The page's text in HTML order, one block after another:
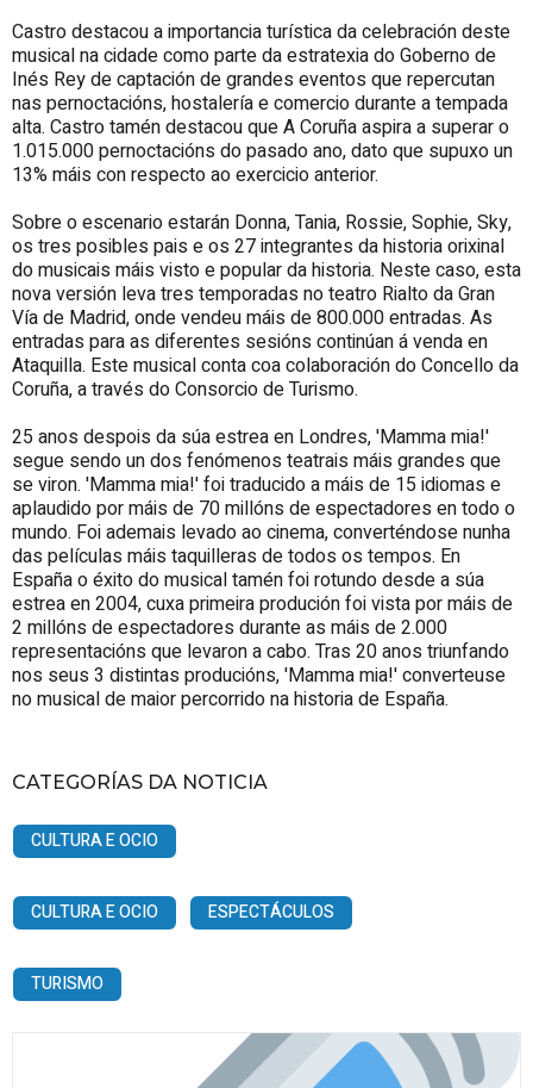
Castro destacou a importancia turística da celebración deste
musical na cidade como parte da estratexia do Goberno de
Inés Rey de captación de grandes eventos que repercutan
nas pernoctacións, hostalería e comercio durante a tempada
alta. Castro tamén destacou que A Coruña aspira a superar o
1.015.000 pernoctacións do pasado ano, dato que supuxo un
13% máis con respecto ao exercicio anterior.
Sobre o escenario estarán Donna, Tania, Rossie, Sophie, Sky,
os tres posibles pais e os 27 integrantes da historia orixinal
do musicais máis visto e popular da historia. Neste caso, esta
nova versión leva tres temporadas no teatro Rialto da Gran
Vía de Madrid, onde vendeu máis de 800.000 entradas. As
entradas para as diferentes sesións continúan á venda en
Ataquilla. Este musical conta coa colaboración do Concello da
Coruña, a través do Consorcio de Turismo.
25 anos despois da súa estrea en Londres, 'Mamma mia!'
segue sendo un dos fenómenos teatrais máis grandes que
se viron. 'Mamma mia!' foi traducido a máis de 15 idiomas e
aplaudido por máis de 70 millóns de espectadores en todo o
mundo. Foi ademais levado ao cinema, converténdose nunha
das películas máis taquilleras de todos os tempos. En
España o éxito do musical tamén foi rotundo desde a súa
estrea en 2004, cuxa primeira produción foi vista por máis de
2 millóns de espectadores durante as máis de 2.000
representacións que levaron a cabo. Tras 20 anos triunfando
nos seus 3 distintas producións, 'Mamma mia!' converteuse
no musical de maior percorrido na historia de España.
CATEGORÍAS DA NOTICIA
CULTURA E OCIO
CULTURA E OCIO ESPECTÁCULOS
TURISMO